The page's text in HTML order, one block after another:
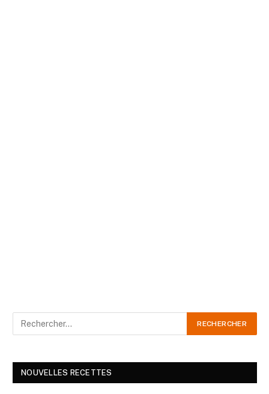
NOUVELLES RECETTES